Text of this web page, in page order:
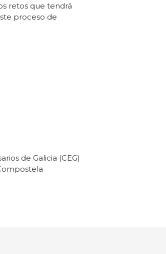
retos que tendrá
proceso de
de Galicia (CEG)